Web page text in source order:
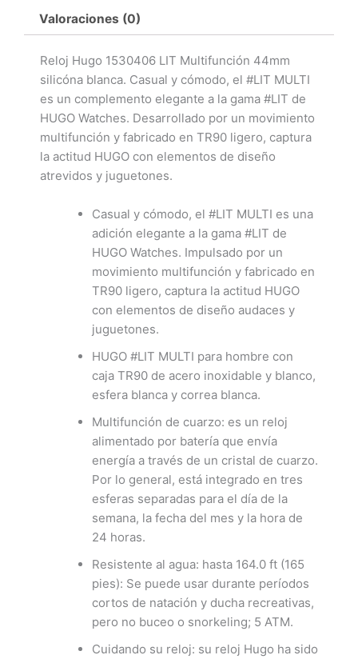
Valoraciones (0)
Reloj Hugo 1530406 LIT Multifunción 44mm
silicóna blanca. Casual y cómodo, el #LIT MULTI
es un complemento elegante a la gama #LIT de
HUGO Watches. Desarrollado por un movimiento
multifunción y fabricado en TR90 ligero, captura
la actitud HUGO con elementos de diseño
atrevidos y juguetones.
Casual y cómodo, el #LIT MULTI es una
adición elegante a la gama #LIT de
HUGO Watches. Impulsado por un
movimiento multifunción y fabricado en
TR90 ligero, captura la actitud HUGO
con elementos de diseño audaces y
juguetones.
HUGO #LIT MULTI para hombre con
caja TR90 de acero inoxidable y blanco,
esfera blanca y correa blanca.
Multifunción de cuarzo: es un reloj
alimentado por batería que envía
energía a través de un cristal de cuarzo.
Por lo general, está integrado en tres
esferas separadas para el día de la
semana, la fecha del mes y la hora de
24 horas.
Resistente al agua: hasta 164.0 ft (165
pies): Se puede usar durante períodos
cortos de natación y ducha recreativas,
pero no buceo o snorkeling; 5 ATM.
Cuidando su reloj: su reloj Hugo ha sido